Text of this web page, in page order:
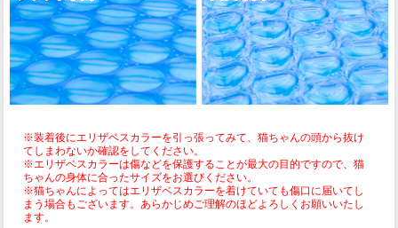
※装着後にエリザベスカラーを引っ張ってみて、猫ちゃんの頭から抜け
てしまわないか確認をしてください。
※エリザベスカラーは傷などを保護することが最大の目的ですので、猫
ちゃんの身体に合ったサイズをお選びください。
※猫ちゃんによってはエリザベスカラーを着けていても傷口に届いてし
まう場合もございます。あらかじめご理解のほどよろしくお願いいたし
ます。